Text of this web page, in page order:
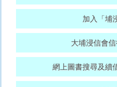
加入「埔
大埔浸信會
網上圖書搜尋及續